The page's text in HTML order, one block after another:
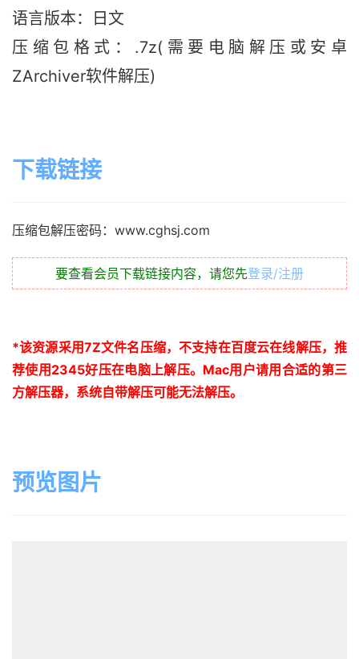
语言版本：日文
压缩包格式：.7z(需要电脑解压或安卓
ZArchiver软件解压)
下载链接
压缩包解压密码：www.cghsj.com
要查看会员下载链接内容，请您先登录/注册
*该资源采用7Z文件名压缩，不支持在百度云在线解压，推
荐使用2345好压在电脑上解压。 Mac用户请用合适的第三
方解压器，系统自带解压可能无法解压。
预览图片